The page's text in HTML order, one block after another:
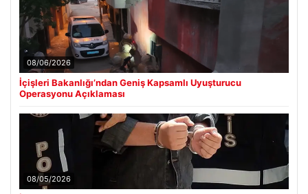
08/06/2026
İçişleri Bakanlığı’ndan Geniş Kapsamlı Uyuşturucu
Operasyonu Açıklaması
08/05/2026